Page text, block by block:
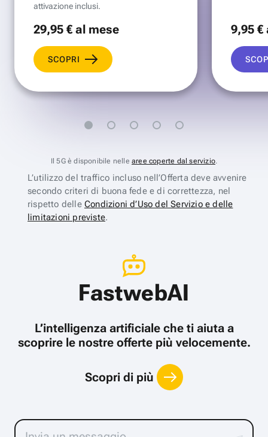
attivazione inclusi.
29,95 €al mese
SCOPRI
9,95 €
Il 5G è disponibile nelle aree coperte dal servizio.
L’utilizzo del traffico incluso nell’Offerta deve avvenire
secondo criteri di buona fede e di correttezza, nel
rispetto delle Condizioni d’Uso del Servizio e delle
limitazioni previste.
FastwebAI
L’intelligenza artificiale che ti aiuta a
scoprire le nostre offerte più velocemente.
Scopri di più